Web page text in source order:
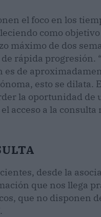
el foco en los
como
máximo de dos
rápida progresión.
de
esto se dilata.
la oportunidad de
acceso a la
desde la
que nos llega
que no disponen